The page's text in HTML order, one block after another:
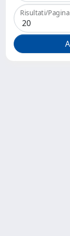
Risultati/Pagina